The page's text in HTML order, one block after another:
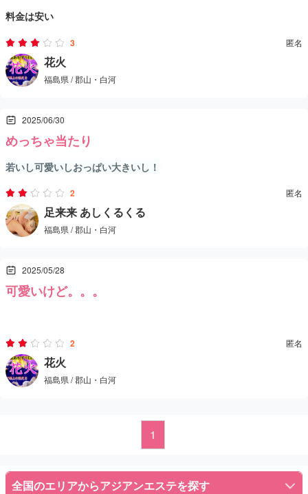
料金は安い
サービスもそこそこいいが女の子がパネマジという全然違い
3 匿名
花火
福島県 / 郡山・白河
2025/06/30
めっちゃ当たり
若いし可愛いしおっぱい大きいし！
密着があるといいのかな？密着という名のいちゃいちゃから最高に
気持ちいいサービス！！
りがとうございます。
必ずリピートします！！！
2 匿名
足来来 あしくるくる
福島県 / 郡山・白河
2025/05/28
可愛いけど。。。
HPによれば巨乳の25才。確かに巨乳だがどうみても40過ぎ。
前回がtさんだったが全てが下。
でも出るものは出て60分で「お時間です」って言われて退店。
2 匿名
花火
福島県 / 郡山・白河
1
全国のエリアからアジアンエステを探す